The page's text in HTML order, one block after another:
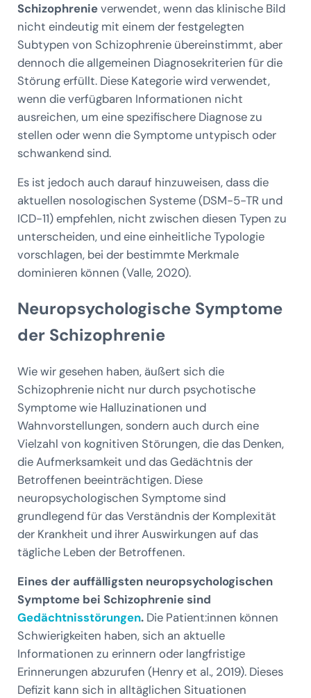
Schizophrenieverwendet, wenn das klinische Bild
nicht eindeutig mit einem der festgelegten
Subtypen von Schizophrenie übereinstimmt, aber
dennoch die allgemeinen Diagnosekriterien für die
Störung erfüllt. Diese Kategorie wird verwendet,
wenn die verfügbaren Informationen nicht
ausreichen, um eine spezifischere Diagnose zu
stellen oder wenn die Symptome untypisch oder
schwankend sind.
Es ist jedoch auch darauf hinzuweisen, dass die
aktuellen nosologischen Systeme (DSM-5-TR und
ICD-11) empfehlen, nicht zwischen diesen Typen zu
unterscheiden, und eine einheitliche Typologie
vorschlagen, bei der bestimmte Merkmale
dominieren können (Valle, 2020).
Neuropsychologische Symptome
der Schizophrenie
Wie wir gesehen haben, äußert sich die
Schizophrenie nicht nur durch psychotische
Symptome wie Halluzinationen und
Wahnvorstellungen, sondern auch durch eine
Vielzahl von kognitiven Störungen, die das Denken,
die Aufmerksamkeit und das Gedächtnis der
Betroffenen beeinträchtigen. Diese
neuropsychologischen Symptome sind
grundlegend für das Verständnis der Komplexität
der Krankheit und ihrer Auswirkungen auf das
tägliche Leben der Betroffenen.
Eines der auffälligsten neuropsychologischen
Symptome bei Schizophrenie sind
Gedächtnisstörungen.Die Patient:innen können
Schwierigkeiten haben, sich an aktuelle
Informationen zu erinnern oder langfristige
Erinnerungen abzurufen (Henry et al., 2019). Dieses
Defizit kann sich in alltäglichen Situationen